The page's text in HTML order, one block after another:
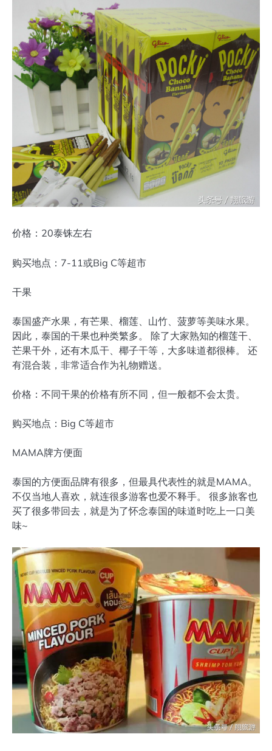
价格：20泰铢左右
购买地点：7-11或Big C等超市
干果
泰国盛产水果，有芒果、榴莲、山竹、菠萝等美味水果。
因此，泰国的干果也种类繁多。 除了大家熟知的榴莲干、
芒果干外，还有木瓜干、椰子干等，大多味道都很棒。 还
有混合装，非常适合作为礼物赠送。
价格：不同干果的价格有所不同，但一般都不会太贵。
购买地点：Big C等超市
MAMA牌方便面
泰国的方便面品牌有很多，但最具代表性的就是MAMA。
不仅当地人喜欢，就连很多游客也爱不释手。 很多旅客也
买了很多带回去，就是为了怀念泰国的味道时吃上一口美
味~